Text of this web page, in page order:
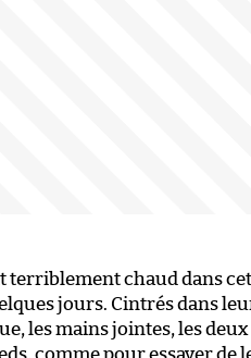
terriblement chaud dans
jours. Cintrés dans
les mains jointes, les
comme pour essayer de